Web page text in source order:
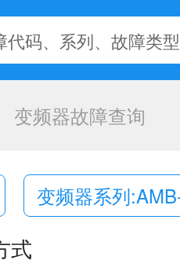
变频器故障查询
变频器系列
式